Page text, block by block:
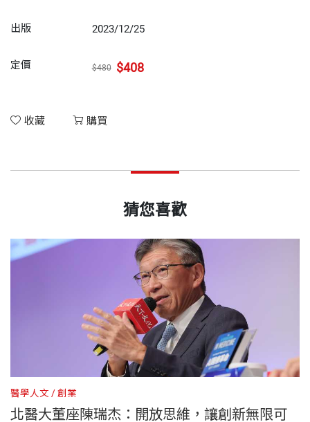
出版 2023/12/25
定價 $480 $408
收藏 購買
猜您喜歡
醫學人文 創業
北醫大董座陳瑞杰：開放思維，讓創新無限可